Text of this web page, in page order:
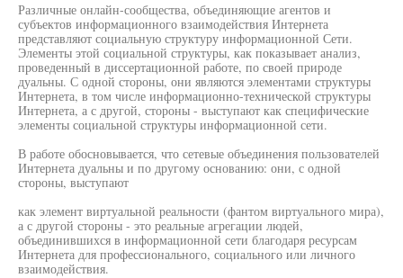
Различные онлайн-сообщества, объединяющие агентов и
субъектов информационного взаимодействия Интернета
представляют социальную структуру информационной Сети.
Элементы этой социальной структуры, как показывает анализ,
проведенный в диссертационной работе, по своей природе
дуальны. С одной стороны, они являются элементами структуры
Интернета, в том числе информационно-технической структуры
Интернета, а с другой, стороны - выступают как специфические
элементы социальной структуры информационной сети.
В работе обосновывается, что сетевые объединения пользователей
Интернета дуальны и по другому основанию: они, с одной
стороны, выступают
как элемент виртуальной реальности (фантом виртуального мира),
а с другой стороны - это реальные агрегации людей,
объединившихся в информационной сети благодаря ресурсам
Интернета для профессионального, социального или личного
взаимодействия.